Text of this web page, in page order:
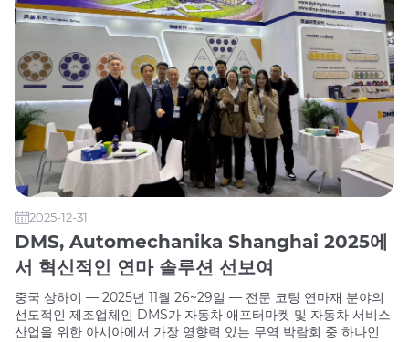
2025-12-31
DMS, Automechanika Shanghai 2025에
서 혁신적인 연마 솔루션 선보여
중국 상하이 — 2025년 11월 26~29일 — 전문 코팅 연마재 분야의
선도적인 제조업체인 DMS가 자동차 애프터마켓 및 자동차 서비스
산업을 위한 아시아에서 가장 영향력 있는 무역 박람회 중 하나인